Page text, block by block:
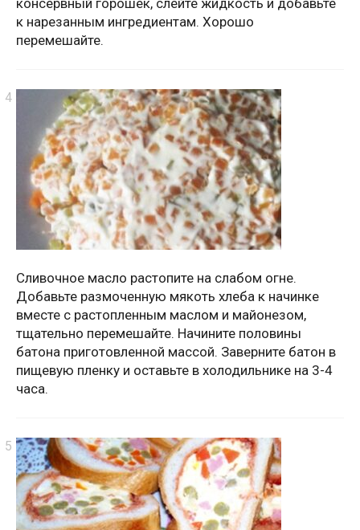
консервный горошек, слейте жидкость и добавьте
к нарезанным ингредиентам. Хорошо
перемешайте.
Сливочное масло растопите на слабом огне.
Добавьте размоченную мякоть хлеба к начинке
вместе с растопленным маслом и майонезом,
тщательно перемешайте. Начините половины
батона приготовленной массой. Заверните батон в
пищевую пленку и оставьте в холодильнике на 3-4
часа.